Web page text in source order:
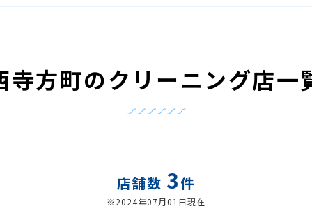
寺方町のクリーニング店一
店舗数 3件
※2024年07月01日現在